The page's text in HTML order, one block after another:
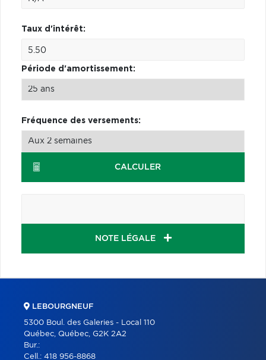
Taux d'intérêt:
Période d'amortissement:
Fréquence des versements:
CALCULER
NOTE LÉGALE
LEBOURGNEUF
5300 Boul. des Galeries - Local 110
Québec, Québec, G2K 2A2
Bur.:
Cell.: 418 956-8868